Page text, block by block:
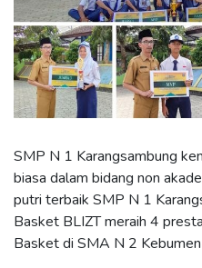
SMP N 1 Karangsambung
biasa dalam bidang non
putri terbaik SMP N 1
Basket BLIZT meraih 4
Basket di SMA N 2